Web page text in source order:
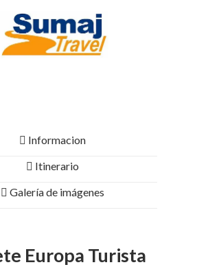
Informacion
Itinerario
Galería de imágenes
Europa Turista